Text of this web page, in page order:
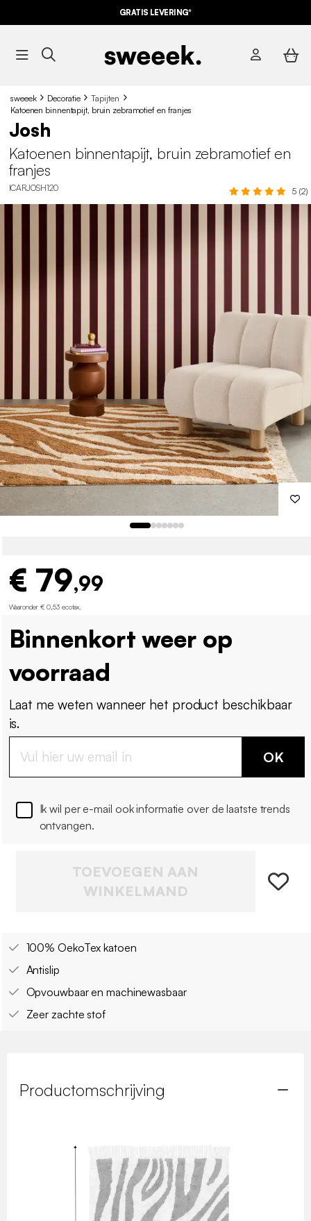
GRATIS LEVERING*
sweeek Decoratie
Tapijten
Katoenen binnentapijt, bruin zebramotief en franjes
Josh
Katoenen binnentapijt, bruin zebramotief en
franjes
ICARJOSH120 5 (2)
€ 79,99
Waaronder € 0,53 ecotax
Binnenkort weer op
voorraad
Laat me weten wanneer het product beschikbaar
is.
OK
Ik wil per e-mail ook informatie over de laatste trends
ontvangen.
TOEVOEGEN AAN
WINKELMAND
100% OekoTex katoen
Antislip
Opvouwbaar en machinewasbaar
Zeer zachte stof
Productomschrijving